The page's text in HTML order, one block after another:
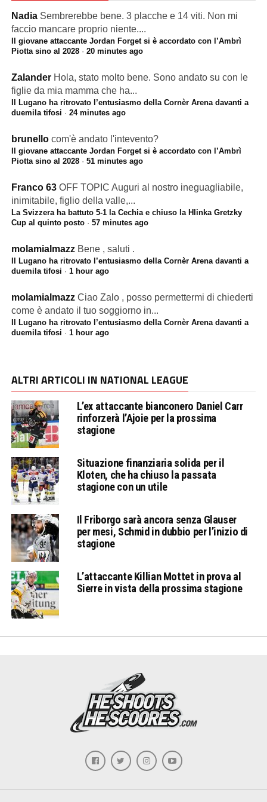
Nadia Sembrerebbe bene. 3 placche e 14 viti. Non mi
faccio mancare proprio niente....
Il giovane attaccante Jordan Forget si è accordato con l’Ambrì
Piotta sino al 2028· 20 minutes ago
Zalander Hola, stato molto bene. Sono andato su con le
figlie da mia mamma che ha...
Il Lugano ha ritrovato l’entusiasmo della Cornèr Arena davanti a
duemila tifosi · 24 minutes ago
brunello com'è andato l'intevento?
Il giovane attaccante Jordan Forget si è accordato con l’Ambrì
Piotta sino al 2028· 51 minutes ago
Franco 63 OFF TOPIC Auguri al nostro ineguagliabile,
inimitabile, figlio della valle,...
La Svizzera ha battuto 5-1 la Cechia e chiuso la Hlinka Gretzky
Cup al quinto posto· 57 minutes ago
molamialmazz Bene , saluti .
Il Lugano ha ritrovato l’entusiasmo della Cornèr Arena davanti a
duemila tifosi · 1 hour ago
molamialmazz Ciao Zalo , posso permettermi di chiederti
come è andato il tuo soggiorno in...
Il Lugano ha ritrovato l’entusiasmo della Cornèr Arena davanti a
duemila tifosi · 1 hour ago
ALTRI ARTICOLI IN NATIONAL LEAGUE
L’ex attaccante bianconero Daniel Carr
rinforzerà l’Ajoie per la prossima
stagione
Situazione finanziaria solida per il
Kloten, che ha chiuso la passata
stagione con un utile
Il Friborgo sarà ancora senza Glauser
per mesi, Schmid in dubbio per l’inizio di
stagione
L’attaccante Killian Mottet in prova al
Sierre in vista della prossima stagione